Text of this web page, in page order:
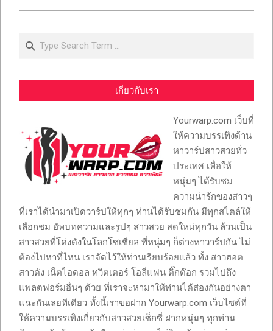
Search
เกี่ยวกับเรา
Yourwarp.com เว็บที่
ให้ความบรรเทิงด้าน
หาวาร์ปสาวสวยทั่ว
ประเทศ เพื่อให้
หนุ่มๆ ได้รับชม
ความน่ารักของสาวๆ
ที่เราได้นำมาเปิดวาร์ปให้ทุกๆ ท่านได้รับชมกัน มีทุกสไตล์ให้
เลือกชม อัพบทความและรูปๆ สาวสวย สดใหม่ทุกวัน ล้วนเป็น
สาวสวยที่โด่งดังในโลกโซเชียล ที่หนุ่มๆ ก็ต่างหาวาร์ปกัน ไม่
ต้องไปหาที่ไหน เราจัดไว้ให้ท่านเรียบร้อยแล้ว ทั้ง สาวฮอต
สาวดัง เน็ตไอดอล ทวิตเตอร์ โอลี่แฟน ติ๊กต๊อก รวมไปถึง
แพลตฟอร์มอื่นๆ ด้วย ที่เราจะหามาให้ท่านได้ส่องกันอย่างตา
แฉะกันเลยทีเดียว ทั้งนี้เราขอฝาก Yourwarp.com เว็บไซต์ที่
ให้ความบรรเทิงเกี่ยวกับสาวสวยเซ็กซี่ ฝากหนุ่มๆ ทุกท่าน